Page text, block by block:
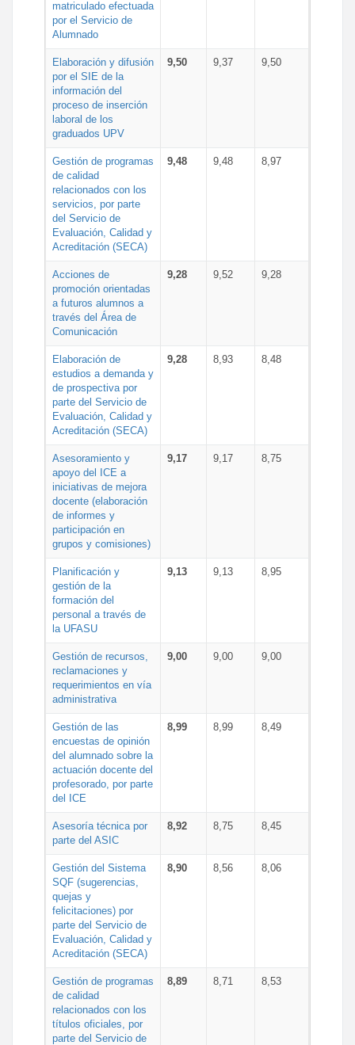
matriculado efectuada
por el Servicio de
Alumnado
Elaboración y difusión
por el SIE de la
información del
proceso de inserción
laboral de los
graduados UPV
9,50 9,37 9,50
Gestión de programas
de calidad
relacionados con los
servicios, por parte
del Servicio de
Evaluación, Calidad y
Acreditación (SECA)
9,48 9,48 8,97
Acciones de
promoción orientadas
a futuros alumnos a
través del Área de
Comunicación
9,28 9,52 9,28
Elaboración de
estudios a demanda y
de prospectiva por
parte del Servicio de
Evaluación, Calidad y
Acreditación (SECA)
9,28 8,93 8,48
Asesoramiento y
apoyo del ICE a
iniciativas de mejora
docente (elaboración
de informes y
participación en
grupos y comisiones)
9,17 9,17 8,75
Planificación y
gestión de la
formación del
personal a través de
la UFASU
9,13 9,13 8,95
Gestión de recursos,
reclamaciones y
requerimientos en vía
administrativa
9,00 9,00 9,00
Gestión de las
encuestas de opinión
del alumnado sobre la
actuación docente del
profesorado, por parte
del ICE
8,99 8,99 8,49
Asesoría técnica por
parte del ASIC
8,92 8,75 8,45
Gestión del Sistema
SQF (sugerencias,
quejas y
felicitaciones) por
parte del Servicio de
Evaluación, Calidad y
Acreditación (SECA)
8,90 8,56 8,06
Gestión de programas
de calidad
relacionados con los
títulos oficiales, por
parte del Servicio de
8,89 8,71 8,53